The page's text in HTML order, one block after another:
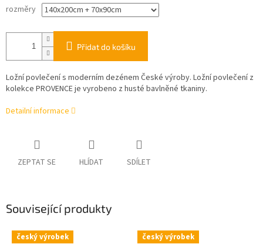
rozměry
Přidat do košíku
Ložní povlečení s moderním dezénem České výroby. Ložní povlečení z
kolekce PROVENCE je vyrobeno z husté bavlněné tkaniny.
Detailní informace
ZEPTAT SE HLÍDAT SDÍLET
Související produkty
český výrobek český výrobek